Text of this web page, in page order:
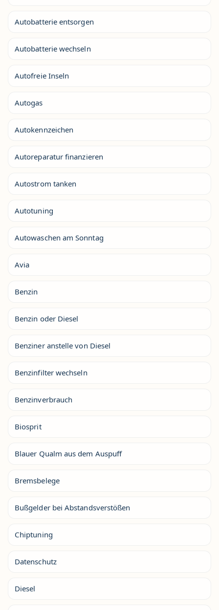
Autobatterie entsorgen
Autobatterie wechseln
Autofreie Inseln
Autogas
Autokennzeichen
Autoreparatur finanzieren
Autostrom tanken
Autotuning
Autowaschen am Sonntag
Avia
Benzin
Benzin oder Diesel
Benziner anstelle von Diesel
Benzinfilter wechseln
Benzinverbrauch
Biosprit
Blauer Qualm aus dem Auspuff
Bremsbelege
Bußgelder bei Abstandsverstößen
Chiptuning
Datenschutz
Diesel